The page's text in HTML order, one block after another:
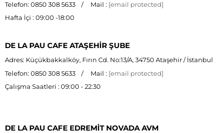
Telefon: 0850 308 5633 / Mail : [email protected]
Hafta İçi : 09:00 -18:00
DE LA PAU CAFE ATAŞEHİR ŞUBE
Adres: Küçükbakkalköy, Fırın Cd. No:13/A, 34750 Ataşehir / İstanbul
Telefon: 0850 308 5633 / Mail : [email protected]
Çalışma Saatleri : 09:00 - 22:30
DE LA PAU CAFE EDREMİT NOVADA AVM